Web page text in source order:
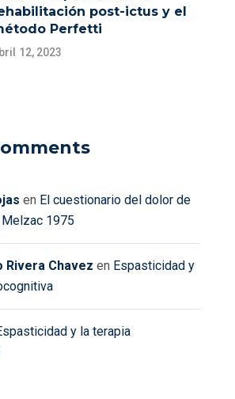
post-ictus y el
Perfetti
12, 2023
en El cuestionario del dolor de
1975
Rivera Chavez en Espasticidad y
y la terapia